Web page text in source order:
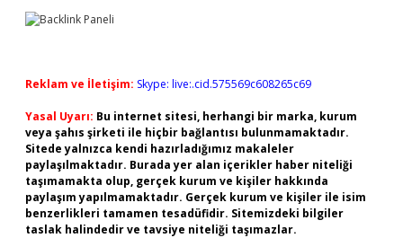
Reklam ve İletişim: Skype: live:.cid.575569c608265c69
Yasal Uyarı: Bu internet sitesi, herhangi bir marka, kurum
veya şahıs şirketi ile hiçbir bağlantısı bulunmamaktadır.
Sitede yalnızca kendi hazırladığımız makaleler
paylaşılmaktadır. Burada yer alan içerikler haber niteliği
taşımamakta olup, gerçek kurum ve kişiler hakkında
paylaşım yapılmamaktadır. Gerçek kurum ve kişiler ile isim
benzerlikleri tamamen tesadüfidir. Sitemizdeki bilgiler
taslak halindedir ve tavsiye niteliği taşımazlar.